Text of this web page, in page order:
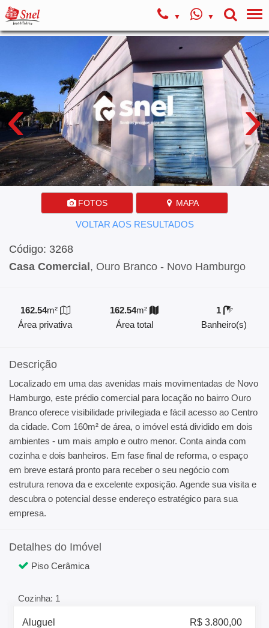
‹ ›
FOTOS MAPA
VOLTAR AOS RESULTADOS
Código: 3268
Casa Comercial , Ouro Branco - Novo Hamburgo
162.54m²
Área privativa
162.54m²
Área total
1
Banheiro(s)
Descrição
Localizado em uma das avenidas mais movimentadas de Novo
Hamburgo, este prédio comercial para locação no bairro Ouro
Branco oferece visibilidade privilegiada e fácil acesso ao Centro
da cidade. Com 160m² de área, o imóvel está dividido em dois
ambientes - um mais amplo e outro menor. Conta ainda com
cozinha e dois banheiros. Em fase final de reforma, o espaço
em breve estará pronto para receber o seu negócio com
estrutura renova da e excelente exposição. Agende sua visita e
descubra o potencial desse endereço estratégico para sua
empresa.
Detalhes do Imóvel
Piso Cerâmica
Cozinha: 1
Aluguel R$ 3.800,00